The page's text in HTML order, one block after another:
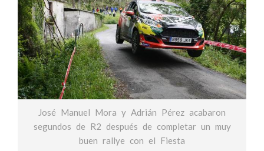
José Manuel Mora y Adrián Pérez acabaron
segundos de R2 después de completar un muy
buen rallye con el Fiesta